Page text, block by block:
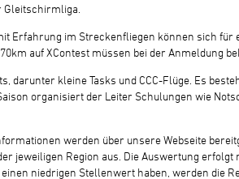
Gleitschirmliga.
Erfahrung im Streckenfliegen können sich für
auf XContest müssen bei der Anmeldung
darunter kleine Tasks und CCC-Flüge. Es
organisiert der Leiter Schulungen wie
werden über unsere Webseite
jeweiligen Region aus. Die Auswertung
niedrigen Stellenwert haben, werden die